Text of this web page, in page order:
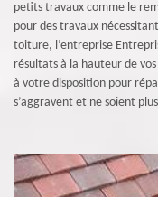
petits travaux comme le
pour des travaux
toiture, l’entreprise
résultats à la hauteur de
à votre disposition pour
s’aggravent et ne soient